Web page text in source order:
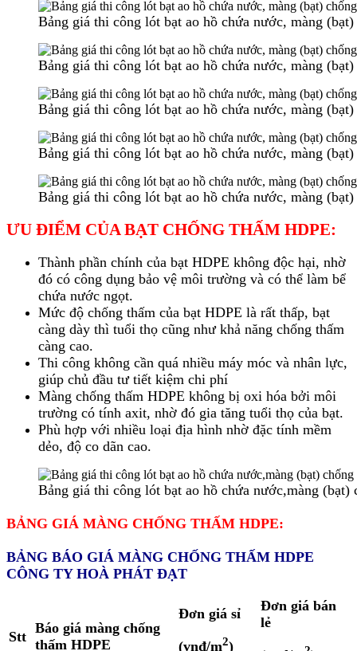
Bảng giá thi công lót bạt ao hồ chứa nước, màng
Bảng giá thi công lót bạt ao hồ chứa nước, màng
Bảng giá thi công lót bạt ao hồ chứa nước, màng
Bảng giá thi công lót bạt ao hồ chứa nước, màng
Bảng giá thi công lót bạt ao hồ chứa nước, màng
ƯU ĐIỂM CỦA BẠT CHỐNG THẤM HDPE:
Thành phần chính của bạt HDPE không độc hại, nhờ
đó có công dụng bảo vệ môi trường và có thể làm bể
chứa nước ngọt.
Mức độ chống thấm của bạt HDPE là rất thấp, bạt
càng dày thì tuổi thọ cũng như khả năng chống thấm
càng cao.
Thi công không cần quá nhiều máy móc và nhân lực,
giúp chủ đầu tư tiết kiệm chi phí
Màng chống thấm HDPE không bị oxi hóa bởi môi
trường có tính axit, nhờ đó gia tăng tuổi thọ của bạt.
Phù hợp với nhiều loại địa hình nhờ đặc tính mềm
dẻo, độ co dãn cao.
Bảng giá thi công lót bạt ao hồ chứa nước,màng
BẢNG GIÁ MÀNG CHỐNG THẤM HDPE:
BẢNG BÁO GIÁ MÀNG CHỐNG THẤM HDPE
CÔNG TY HOÀ PHÁT ĐẠT
Stt
Báo giá màng chống
thấm HDPE
Đơn giá sỉ
(vnđ/m2)
Đơn giá bán
lẻ